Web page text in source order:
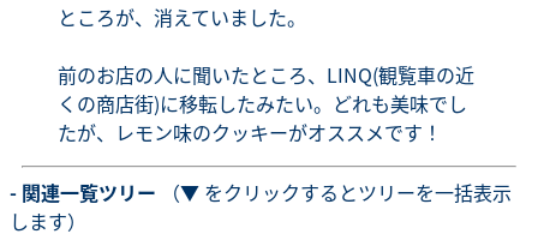
ところが、消えていました。
前のお店の人に聞いたところ、LINQ(観覧車の近
くの商店街)に移転したみたい。どれも美味でし
たが、レモン味のクッキーがオススメです！
- 関連一覧ツリー （▼ をクリックするとツリーを一括表示
します）